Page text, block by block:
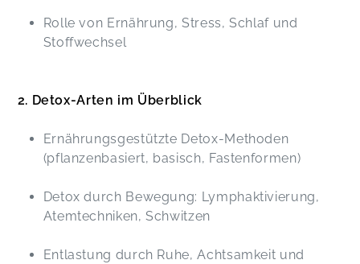
Rolle von Ernährung, Stress, Schlaf und
Stoffwechsel
2. Detox-Arten im Überblick
Ernährungsgestützte Detox-Methoden
(pflanzenbasiert, basisch, Fastenformen)
Detox durch Bewegung: Lymphaktivierung,
Atemtechniken, Schwitzen
Entlastung durch Ruhe, Achtsamkeit und